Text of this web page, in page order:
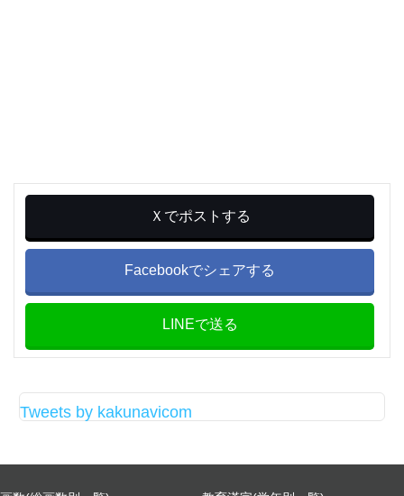
Ｘでポストする
Facebookでシェアする
LINEで送る
Tweets by kakunavicom